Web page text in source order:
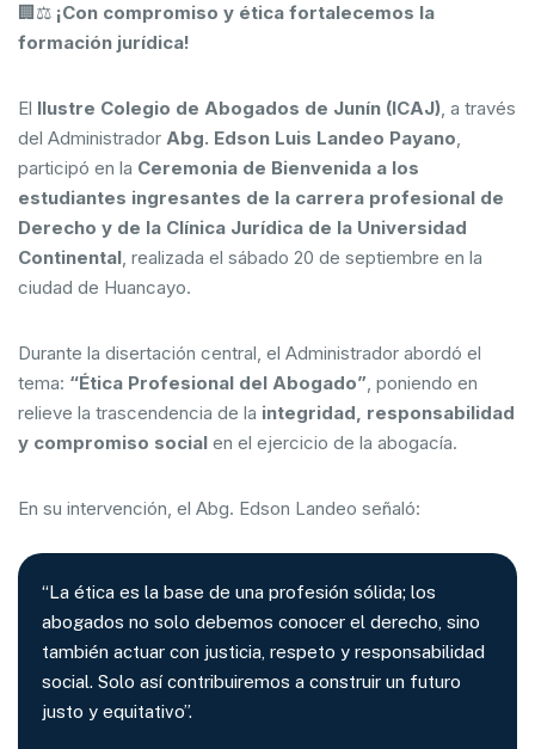
🏢⚖️ ¡Con compromiso y ética fortalecemos la
formación jurídica!
El Ilustre Colegio de Abogados de Junín (ICAJ), a través
del Administrador Abg. Edson Luis Landeo Payano,
participó en la Ceremonia de Bienvenida a los
estudiantes ingresantes de la carrera profesional de
Derecho y de la Clínica Jurídica de la Universidad
Continental, realizada el sábado 20 de septiembre en la
ciudad de Huancayo.
Durante la disertación central, el Administrador abordó el
tema: “Ética Profesional del Abogado”, poniendo en
relieve la trascendencia de la integridad, responsabilidad
y compromiso social en el ejercicio de la abogacía.
En su intervención, el Abg. Edson Landeo señaló:
“La ética es la base de una profesión sólida; los
abogados no solo debemos conocer el derecho, sino
también actuar con justicia, respeto y responsabilidad
social. Solo así contribuiremos a construir un futuro
justo y equitativo”.